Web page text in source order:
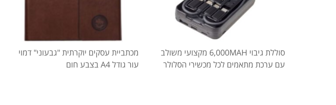
סוללת גיבוי 6,000MAH מקצועי משולב
עם ערכת מתאמים לכל מכשירי הסלולר
מכתביית עסקים יוקרתית "גבעוני" דמוי
עור גודל A4 בצבע חום